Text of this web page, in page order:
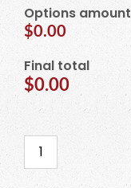
Options amount
$0.00
Final total
$0.00
Topper
de